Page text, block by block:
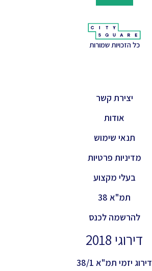
כל הזכויות שמורות
יצירת קשר
אודות
תנאי שימוש
מדיניות פרטיות
בעלי מקצוע
תמ"א 38
להרשמה לכנס
דירוגי 2018
דירוג יזמי תמ"א 38/1